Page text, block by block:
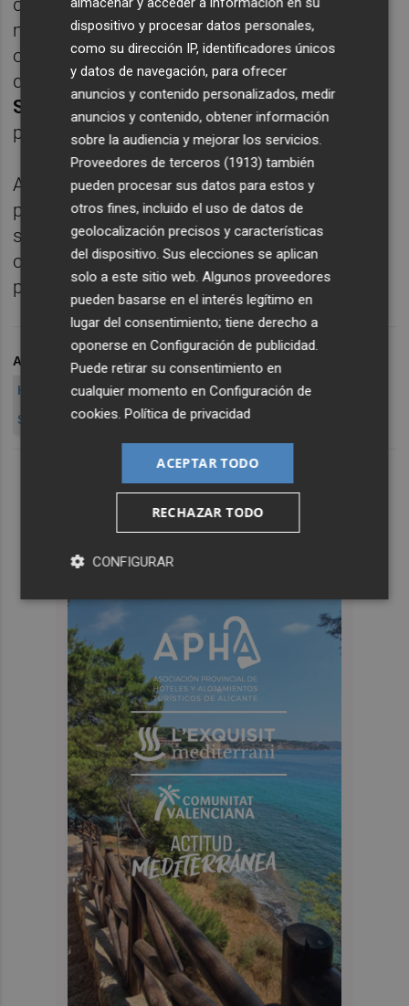
de Salud tras superar un concurso de
méritos, allá por 2007. Pero tampoco cabe
olvidar que cuatro años más tarde (en mayo
de 2011),una sentencia del Tribunal
Superior de Justicia anuló la convocatoria
por ser "contraria a derecho".
Ahora, probablemente, tendrá que volver a la
prisión de Tarragona donde ejercía como
sanitario. Sin padrino (o hermano) político y
con una nueva administración, la legalidad -
por fin- acabará por imponerse.
ARCHIVADO EN
HOSPITAL DE LLÍRIA
HOSPITAL ARNAU DE VILLANOVA
MIGUEL CASTELLANO
SERAFÍN CASTELLANO
dispositivo y procesar datos personales,
como su dirección IP, identificadores únicos
y datos de navegación, para ofrecer
anuncios y contenido personalizados, medir
anuncios y contenido, obtener información
sobre la audiencia y mejorar los servicios.
Proveedores de terceros (1913) también
pueden procesar sus datos para estos y
otros fines, incluido el uso de datos de
geolocalización precisos y características
del dispositivo. Sus elecciones se aplican
solo a este sitio web. Algunos proveedores
pueden basarse en el interés legítimo en
lugar del consentimiento; tiene derecho a
oponerse enConfiguración de publicidad
Puede retirar su consentimiento en
cualquier momento enConfiguración de
cookies .Política de privacidad
ACEPTAR TODO
RECHAZAR TODO
CONFIGURAR